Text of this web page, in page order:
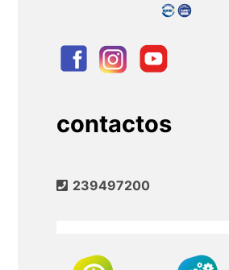
contactos
239497200